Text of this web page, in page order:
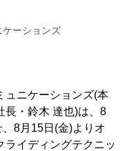
ーションズ
ュニケーションズ(本
長・鈴木 達也)は、8
8月15日(金)よりオ
ライディングテクニッ